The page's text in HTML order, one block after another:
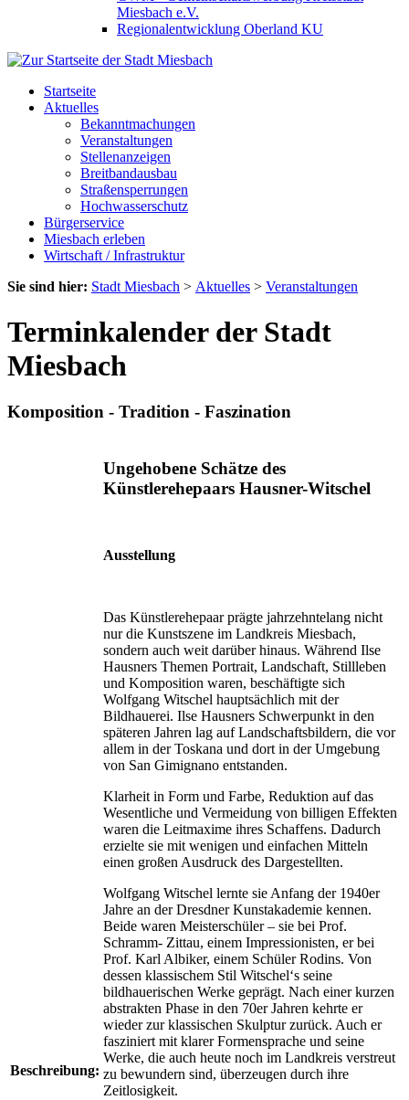
Miesbach e.V.
Regionalentwicklung Oberland KU
Startseite
Aktuelles
Bekanntmachungen
Veranstaltungen
Stellenanzeigen
Breitbandausbau
Straßensperrungen
Hochwasserschutz
Bürgerservice
Miesbach erleben
Wirtschaft / Infrastruktur
Sie sind hier: Stadt Miesbach > Aktuelles > Veranstaltungen
Terminkalender der Stadt
Miesbach
Komposition - Tradition - Faszination
Beschreibung:
Ungehobene Schätze des
Künstlerehepaars Hausner-Witschel
Ausstellung
Das Künstlerehepaar prägte jahrzehntelang nicht
nur die Kunstszene im Landkreis Miesbach,
sondern auch weit darüber hinaus. Während Ilse
Hausners Themen Portrait, Landschaft, Stillleben
und Komposition waren, beschäftigte sich
Wolfgang Witschel hauptsächlich mit der
Bildhauerei. Ilse Hausners Schwerpunkt in den
späteren Jahren lag auf Landschaftsbildern, die vor
allem in der Toskana und dort in der Umgebung
von San Gimignano entstanden.
Klarheit in Form und Farbe, Reduktion auf das
Wesentliche und Vermeidung von billigen Effekten
waren die Leitmaxime ihres Schaffens. Dadurch
erzielte sie mit wenigen und einfachen Mitteln
einen großen Ausdruck des Dargestellten.
Wolfgang Witschel lernte sie Anfang der 1940er
Jahre an der Dresdner Kunstakademie kennen.
Beide waren Meisterschüler – sie bei Prof.
Schramm- Zittau, einem Impressionisten, er bei
Prof. Karl Albiker, einem Schüler Rodins. Von
dessen klassischem Stil Witschel‘s seine
bildhauerischen Werke geprägt. Nach einer kurzen
abstrakten Phase in den 70er Jahren kehrte er
wieder zur klassischen Skulptur zurück. Auch er
fasziniert mit klarer Formensprache und seine
Werke, die auch heute noch im Landkreis verstreut
zu bewundern sind, überzeugen durch ihre
Zeitlosigkeit.